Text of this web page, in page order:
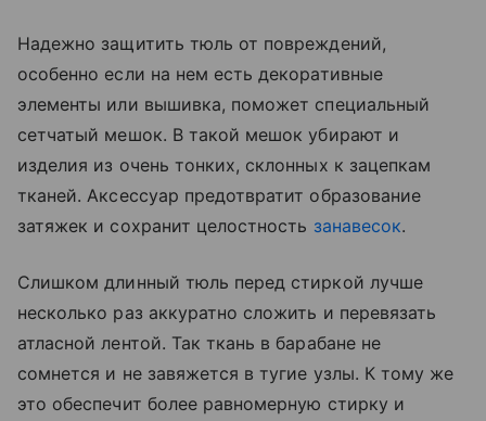
Надежно защитить тюль от повреждений,
особенно если на нем есть декоративные
элементы или вышивка, поможет специальный
сетчатый мешок. В такой мешок убирают и
изделия из очень тонких, склонных к зацепкам
тканей. Аксессуар предотвратит образование
затяжек и сохранит целостность занавесок.
Слишком длинный тюль перед стиркой лучше
несколько раз аккуратно сложить и перевязать
атласной лентой. Так ткань в барабане не
сомнется и не завяжется в тугие узлы. К тому же
это обеспечит более равномерную стирку и